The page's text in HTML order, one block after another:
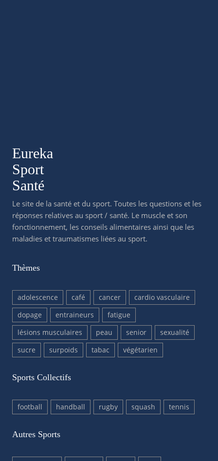
Eureka
Sport
Santé
Le site de la santé et du sport. Toutes les questions et les
réponses relatives au sport / santé. Le muscle et son
fonctionnement, les conseils alimentaires ainsi que les
maladies et traumatismes liées au sport.
Thèmes
adolescence café cancer
cardio vasculaire
dopage
entraineurs
fatigue
lésions musculaires
peau senior
sexualité
sucre
surpoids tabac végétarien
Sports Collectifs
football handball rugby squash tennis
Autres Sports